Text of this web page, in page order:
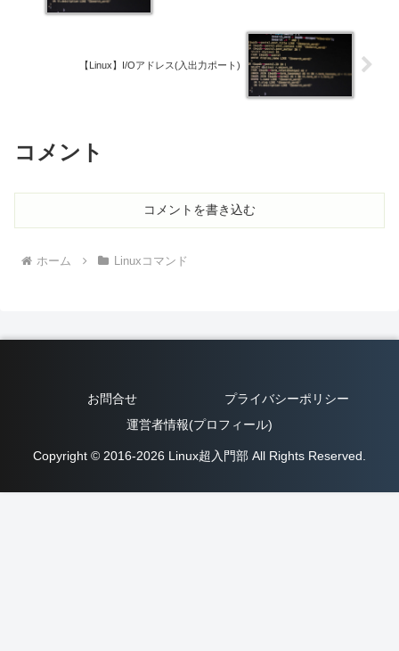
【Linux】I/Oアドレス(入出力ポート)
コメント
コメントを書き込む
ホーム Linuxコマンド
お問合せ
プライバシーポリシー
運営者情報(プロフィール)
Copyright © 2016-2026 Linux超入門部 All Rights Reserved.